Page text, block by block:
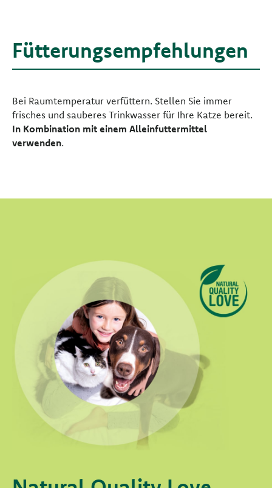
Fütterungsempfehlungen
Bei Raumtemperatur verfüttern. Stellen Sie immer
frisches und sauberes Trinkwasser für Ihre Katze bereit.
In Kombination mit einem Alleinfuttermittel
verwenden.